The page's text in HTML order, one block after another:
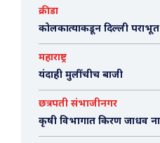
क्रीडा
कोलकात्याकडून दिल्ली पराभूत
महाराष्ट्र
यंदाही मुलींचीच बाजी
छत्रपती संभाजीनगर
कृषी विभागात किरण जाधव